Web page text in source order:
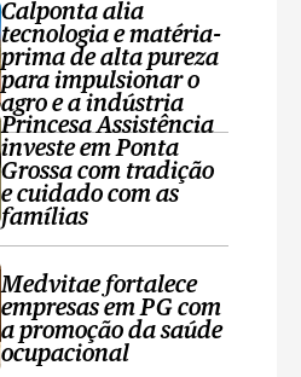
Calponta alia
tecnologia e matéria-
prima de alta pureza
para impulsionar o
agro e a indústria
Princesa Assistência
investe em Ponta
Grossa com tradição
e cuidado com as
famílias
Medvitae fortalece
empresas em PG com
a promoção da saúde
ocupacional